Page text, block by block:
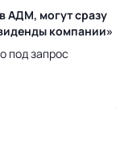
АДМ, могут сразу
компании»
под запрос